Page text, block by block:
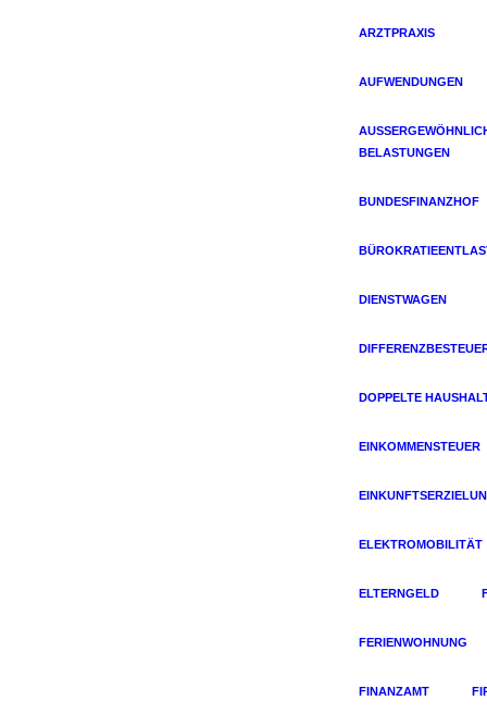
ARZTPRAXIS
AUFWENDUNGEN
ELASTUNGEN
BUNDESFINANZHOF
DIENSTWAGEN
DOPPELTE
EINKOMMENSTEUER
ELEKTROMOBILITÄT
ELTERNGELD
FERIENWOHNUNG
FINANZAMT